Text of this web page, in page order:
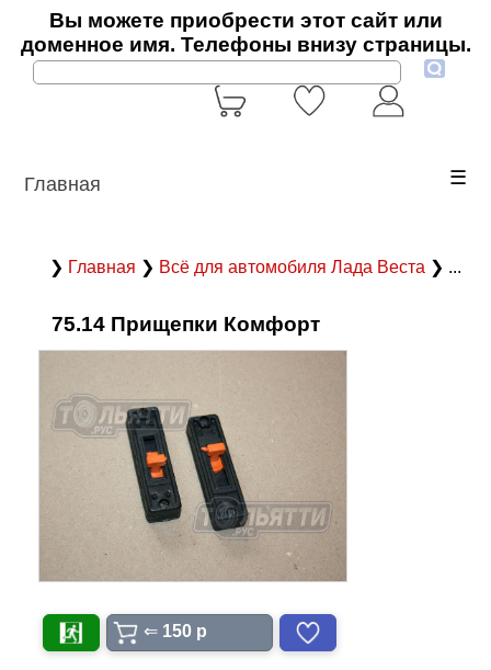
Вы можете приобрести этот сайт или
доменное имя. Телефоны внизу страницы.
Главная ☰
❯ Главная ❯ Всё для автомобиля Лада Веста ❯ ...
75.14 Прищепки Комфорт
⇐ 150 p